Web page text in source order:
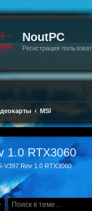
NoutPC
Регистрация
MSI
1.0 RTX3060
V397 Rev 1.0 RTX3060